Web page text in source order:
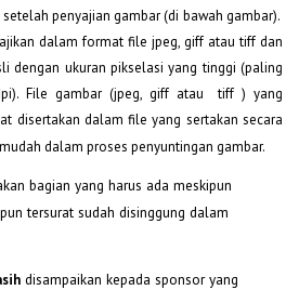
penyajian gambar (di bawah gambar).
dalam format file jpeg, giff atau tiff dan
dengan ukuran pikselasi yang tinggi (paling
File gambar (jpeg, giff atau tiff ) yang
disertakan dalam file yang sertakan secara
dalam proses penyuntingan gambar.
bagian yang harus ada meskipun
sudah disinggung dalam
disampaikan kepada sponsor yang